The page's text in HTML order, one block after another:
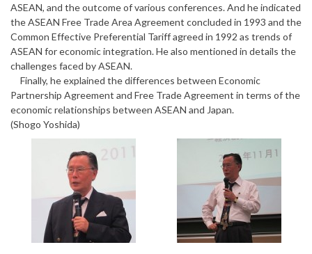
ASEAN, and the outcome of various conferences. And he indicated
the ASEAN Free Trade Area Agreement concluded in 1993 and the
Common Effective Preferential Tariff agreed in 1992 as trends of
ASEAN for economic integration. He also mentioned in details the
challenges faced by ASEAN.
Finally, he explained the differences between Economic
Partnership Agreement and Free Trade Agreement in terms of the
economic relationships between ASEAN and Japan.
(Shogo Yoshida)